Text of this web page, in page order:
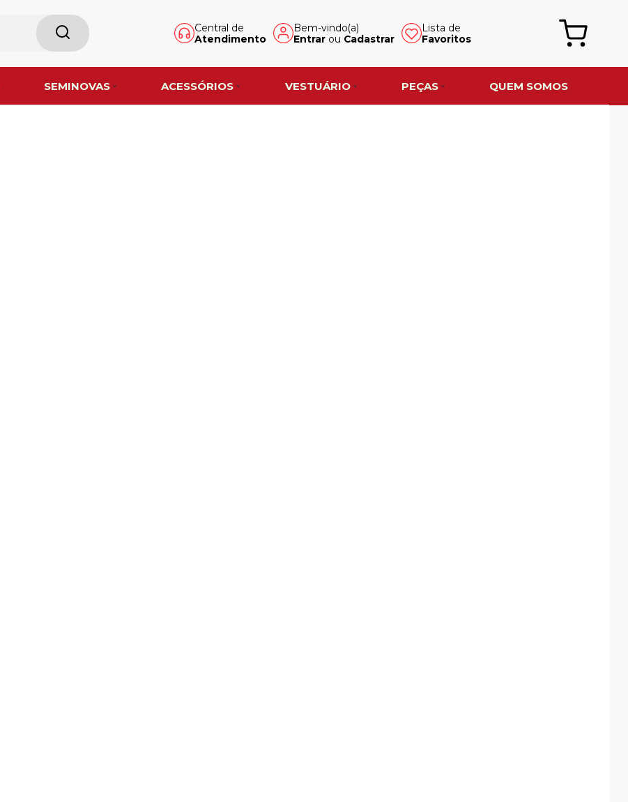
Central de
Atendimento
Bem-vindo(a)
Entrarou Cadastrar
Lista de
Favoritos
SEMINOVAS ACESSÓRIOS VESTUÁRIO PEÇAS
QUEM SOMOS